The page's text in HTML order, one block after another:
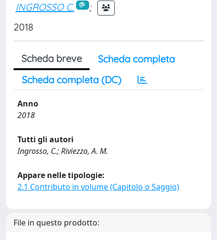
INGROSSO C.
;
2018
Scheda breve
Scheda completa
Scheda completa (DC)
Anno
2018
Tutti gli autori
Ingrosso, C.; Riviezzo, A. M.
Appare nelle tipologie:
2.1 Contributo in volume (Capitolo o Saggio)
File in questo prodotto: